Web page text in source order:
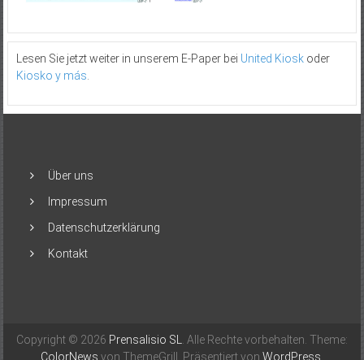
Lesen Sie jetzt weiter in unserem E-Paper bei United Kioskoder
Kiosko y más
Über uns
Impressum
Datenschutzerklärung
Kontakt
Copyright © 2026 Prensalisio SL
. Alle Rechte vorbehalten. Theme:
ColorNews von ThemeGrill. Präsentiert von WordPress